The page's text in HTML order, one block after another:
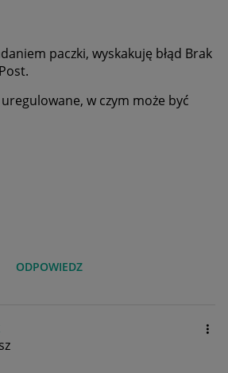
paczki, wyskakuję błąd Brak
w czym może być
ODPOWIEDZ